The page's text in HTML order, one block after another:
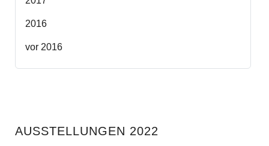
2016
vor 2016
AUSSTELLUNGEN 2022